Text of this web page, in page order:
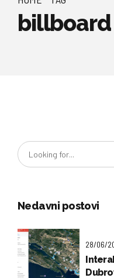
Nedavni postovi
28/06/